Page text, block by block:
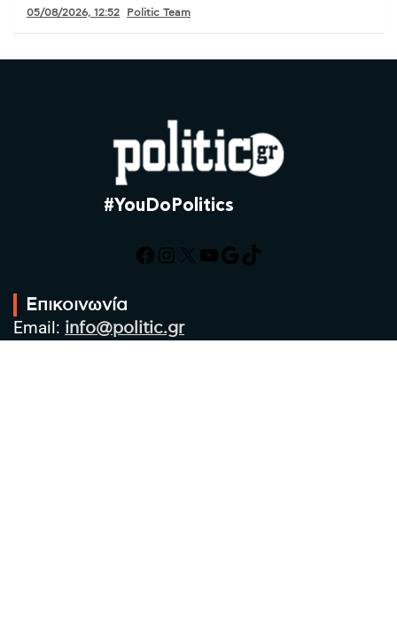
05/08/2026, 12:52 Politic Team
#YouDoPolitics
Facebook
Instagram
X YouTube
Google
TikTok
Επικοινωνία
Email: info@politic.gr